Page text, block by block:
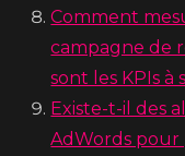
Comment
campagne de
sont les KPIs à
Existe-t-il des
AdWords pour